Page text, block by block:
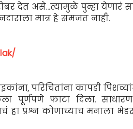
देत असे...त्यामुळे पुन्हा येणारं
मात्र हे समजत नाही.
परिचितांना कापडी
पूर्णपणे फाटा दिला.
हा प्रश्न कोणाच्याच मनाला